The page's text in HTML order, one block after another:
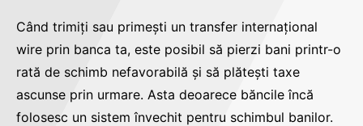
Când trimiți sau primești un transfer internațional
wire prin banca ta, este posibil să pierzi bani printr-o
rată de schimb nefavorabilă și să plătești taxe
ascunse prin urmare. Asta deoarece băncile încă
folosesc un sistem învechit pentru schimbul banilor.